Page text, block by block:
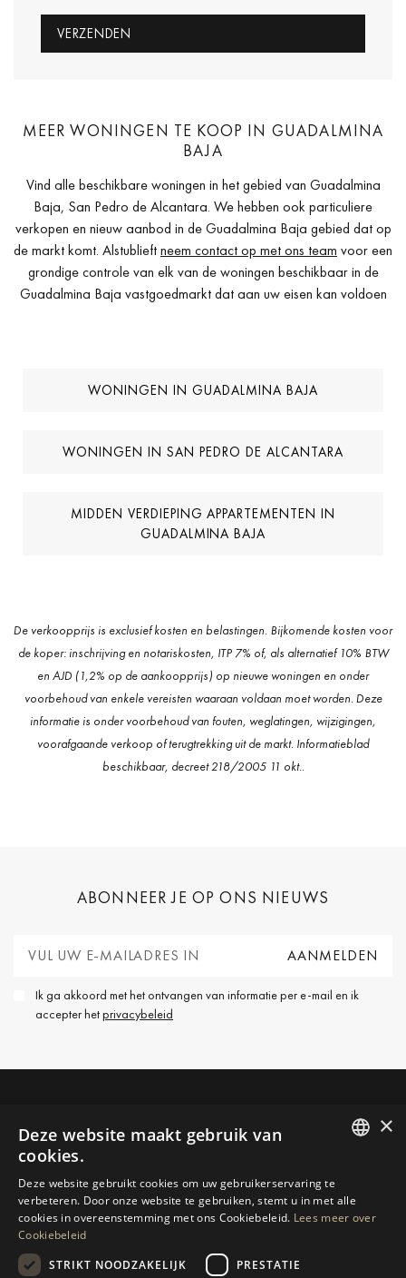
MEER WONINGEN TE KOOP IN GUADALMINA
BAJA
Vind alle beschikbare woningen in het gebied van Guadalmina
Baja, San Pedro de Alcantara. We hebben ook particuliere
verkopen en nieuw aanbod in de Guadalmina Baja gebied dat op
de markt komt. Alstublieftneem contact op met ons team voor een
grondige controle van elk van de woningen beschikbaar in de
Guadalmina Baja vastgoedmarkt dat aan uw eisen kan voldoen
WONINGEN IN GUADALMINA BAJA
WONINGEN IN SAN PEDRO DE ALCANTARA
MIDDEN VERDIEPING APPARTEMENTEN IN
GUADALMINA BAJA
De verkoopprijs is exclusief kosten en belastingen. Bijkomende kosten voor
de koper: inschrijving en notariskosten, ITP 7% of, als alternatief 10% BTW
en AJD (1,2% op de aankoopprijs) op nieuwe woningen en onder
voorbehoud van enkele vereisten waaraan voldaan moet worden. Deze
informatie is onder voorbehoud van fouten, weglatingen, wijzigingen,
voorafgaande verkoop of terugtrekking uit de markt. Informatieblad
beschikbaar, decreet 218/2005 11 okt..
ABONNEER JE OP ONS NIEUWS
Ik ga akkoord met het ontvangen van informatie per e-mail en ik
accepter hetprivacybeleid
MEER INFORMATIE AANVRAGEN
BERICHT ONS
SPANISH
×
Deze website maakt gebruik van
cookies.
Deze website gebruikt cookies om uw gebruikerservaring te
verbeteren. Door onze website te gebruiken, stemt u in met alle
cookies in overeenstemming met ons Cookiebeleid. Lees meer over
Cookiebeleid
STRIKT NOODZAKELIJK
PRESTATIE